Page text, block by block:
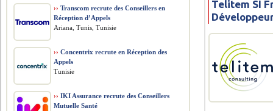
Telitem SI
›› Transcom recrute des Conseillers en
Réception d’Appels
Ariana, Tunis, Tunisie
›› Concentrix recrute en Réception des
Appels
Tunisie
›› IKI Assurance recrute des Conseillers
Mutuelle Santé